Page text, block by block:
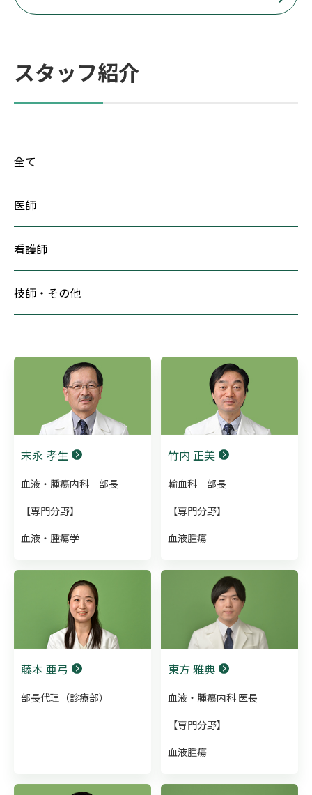
スタッフ紹介
全て
医師
看護師
技師・その他
末永 孝生
血液・腫瘍内科 部長
【専門分野】
血液・腫瘍学
竹内 正美
輸血科 部長
【専門分野】
血液腫瘍
藤本 亜弓
部長代理（診療部）
東方 雅典
血液・腫瘍内科 医長
【専門分野】
血液腫瘍